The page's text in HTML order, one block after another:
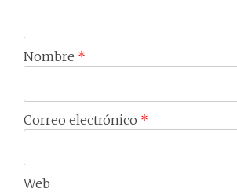
Nombre *
Correo electrónico *
Web